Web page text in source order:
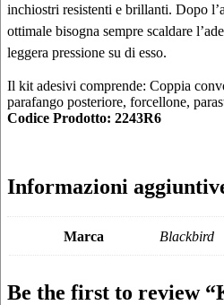
inchiostri resistenti e brillanti. Dopo
ottimale bisogna sempre scaldare
leggera pressione su di esso.
Il kit adesivi comprende: Coppia
parafango posteriore, forcellone,
Codice Prodotto: 2243R6
Informazioni
Marca Blackbird
Be the first to review